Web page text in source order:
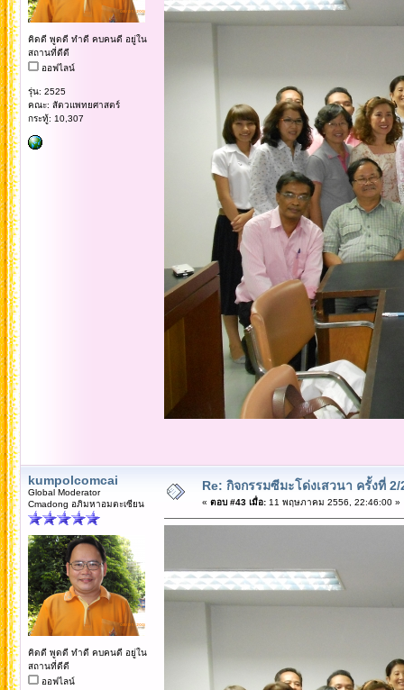
คิดดี พูดดี ทำดี คบคนดี อยู่ใน
สถานที่ดีดี
ออฟไลน์
รุ่น: 2525
คณะ: สัตวแพทยศาสตร์
กระทู้: 10,307
kumpolcomcai
Global Moderator
Cmadong อภิมหาอมตะเซียน
คิดดี พูดดี ทำดี คบคนดี อยู่ใน
สถานที่ดีดี
ออฟไลน์
Re: กิจกรรมซีมะโด่งเสวนา ครั้งที่
« ตอบ #43 เมื่อ:11 พฤษภาคม 2556, 22:46:00 »